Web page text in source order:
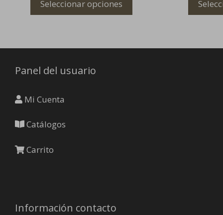
Seleccionar opciones
en
página
producto
en
Panel del usuario
Mi Cuenta
Catálogos
Carrito
Información contacto